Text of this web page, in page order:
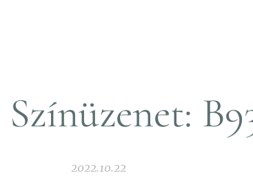
2022.10.22